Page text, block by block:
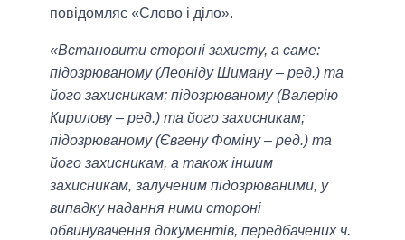
повідомляє «Слово і діло».
«Встановити стороні захисту, а саме:
підозрюваному (Леоніду Шиману – ред.) та
його захисникам; підозрюваному (Валерію
Кирилову – ред.) та його захисникам;
підозрюваному (Євгену Фоміну – ред.) та
його захисникам, а також іншим
захисникам, залученим підозрюваними, у
випадку надання ними стороні
обвинувачення документів, передбачених ч.